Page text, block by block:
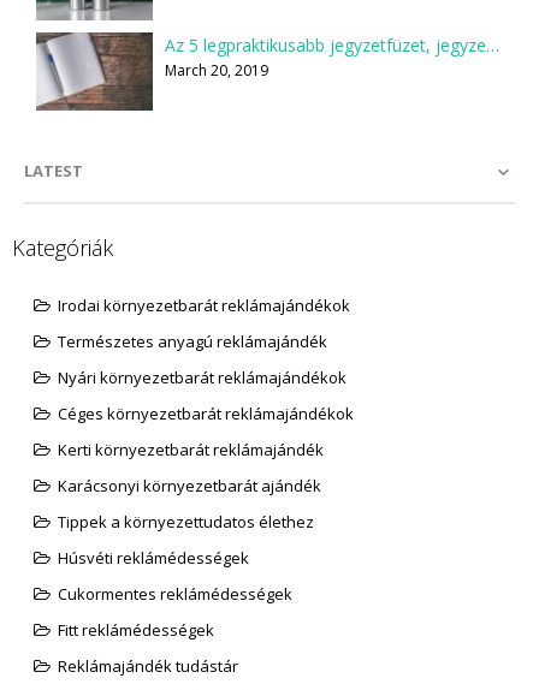
Az 5 legpraktikusabb jegyzetfüzet, jegyzettömb
March 20, 2019
LATEST
Kategóriák
Irodai környezetbarát reklámajándékok
Természetes anyagú reklámajándék
Nyári környezetbarát reklámajándékok
Céges környezetbarát reklámajándékok
Kerti környezetbarát reklámajándék
Karácsonyi környezetbarát ajándék
Tippek a környezettudatos élethez
Húsvéti reklámédességek
Cukormentes reklámédességek
Fitt reklámédességek
Reklámajándék tudástár